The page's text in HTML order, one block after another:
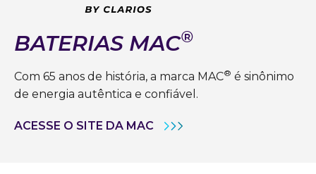
BATERIAS MAC®
Com 65 anos de história, a marca MAC® é sinônimo
de energia autêntica e confiável.
ACESSE O SITE DA MAC